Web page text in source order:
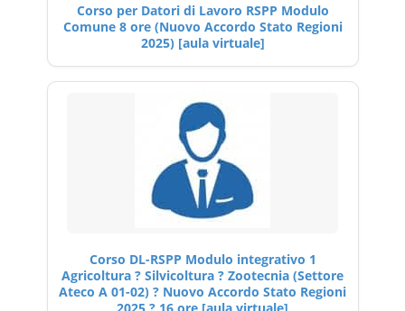
Corso per Datori di Lavoro RSPP Modulo
Comune 8 ore (Nuovo Accordo Stato Regioni
2025) [aula virtuale]
Corso DL-RSPP Modulo integrativo 1
Agricoltura ? Silvicoltura ? Zootecnia (Settore
Ateco A 01-02) ? Nuovo Accordo Stato Regioni